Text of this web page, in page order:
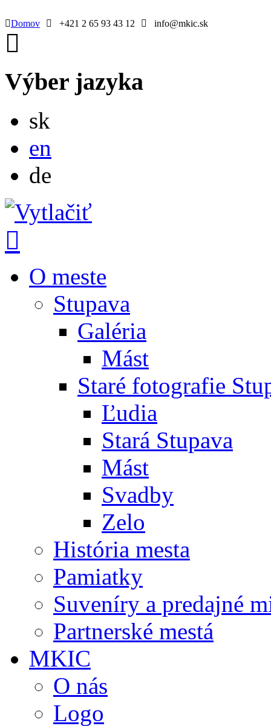
Domov +421 2 65 93 43 12 info@mkic.sk
Výber jazyka
sk
en
de
O meste
Stupava
Galéria
Mást
Staré fotografie
Ľudia
Stará Stupava
Mást
Svadby
Zelo
História mesta
Pamiatky
Suveníry a predajné
Partnerské mestá
MKIC
O nás
Logo